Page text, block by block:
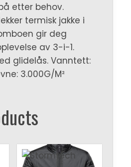
etter behov.
termisk jakke i
gir deg
av 3-i-1.
glidelås. Vanntett:
3.000G/M²